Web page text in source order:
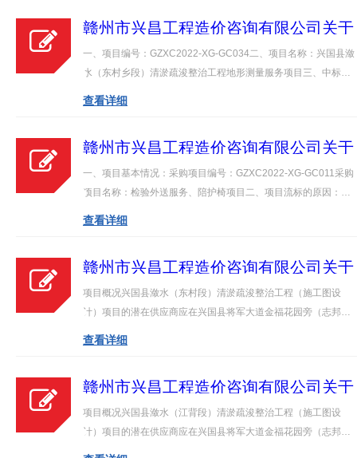
赣州市兴昌工程造价咨询有限公司关于
兴国县益民水利工程有限公司兴国县潋
水（东村乡段）清淤疏浚整治工程地形
XG-GC034）询价采购的成交结果公示
一、项目编号：GZXC2022-XG-GC034二、项目名称：兴国县潋
水（东村乡段）清淤疏浚整治工程地形测量服务项目三、中标
（成交）信息：供应商名称：南昌三维测绘工程技术有限公司供
查看详细
赣州市兴昌工程造价咨询有限公司关于
兴国县人民医院检验外送服务、陪护椅
项目(项目编号：GZXC2022-XG-
一、项目基本情况：采购项目编号：GZXC2022-XG-GC011采购
项目名称：检验外送服务、陪护椅项目二、项目流标的原因：本
项目因实质性响应不足法定家数，故作废标处理。三、其他补充
查看详细
赣州市兴昌工程造价咨询有限公司关于
兴国县益民水利工程有限公司兴国县潋
水（东村段）清淤疏浚整治工程（施工
XG-GC037）竞争性谈判公告
项目概况兴国县潋水（东村段）清淤疏浚整治工程（施工图设
计）项目的潜在供应商应在兴国县将军大道金福花园旁（志邦全
屋定制，即：美大集成灶四楼获取采购文件，并于2022年07月15
查看详细
赣州市兴昌工程造价咨询有限公司关于
兴国县益民水利工程有限公司兴国县潋
水（江背段）清淤疏浚整治工程（施工
项目概况兴国县潋水（江背段）清淤疏浚整治工程（施工图设
计）项目的潜在供应商应在兴国县将军大道金福花园旁（志邦全
屋定制，即：美大集成灶四楼获取采购文件，并于2022年07月15